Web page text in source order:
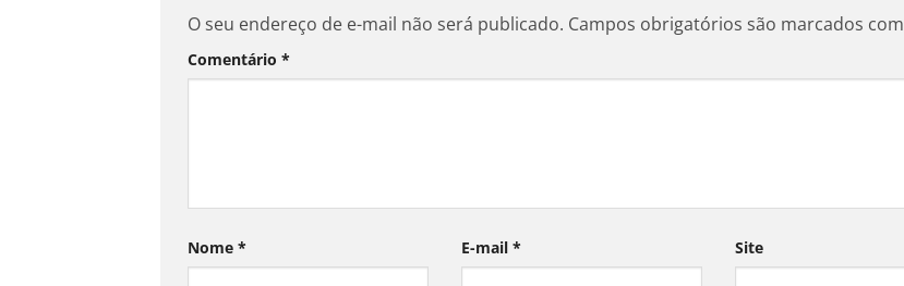
O seu endereço de e-mail não será publicado. Campos obrigatórios são marcados com
Comentário *
Nome * E-mail * Site